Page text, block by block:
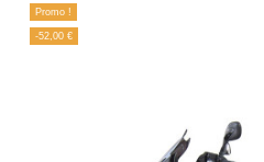
Promo !
-52,00 €